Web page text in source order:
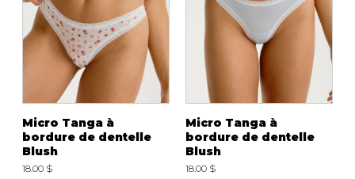
Micro Tanga à
bordure de dentelle
Blush
18.00 $
Micro Tanga à
bordure de dentelle
Blush
18.00 $